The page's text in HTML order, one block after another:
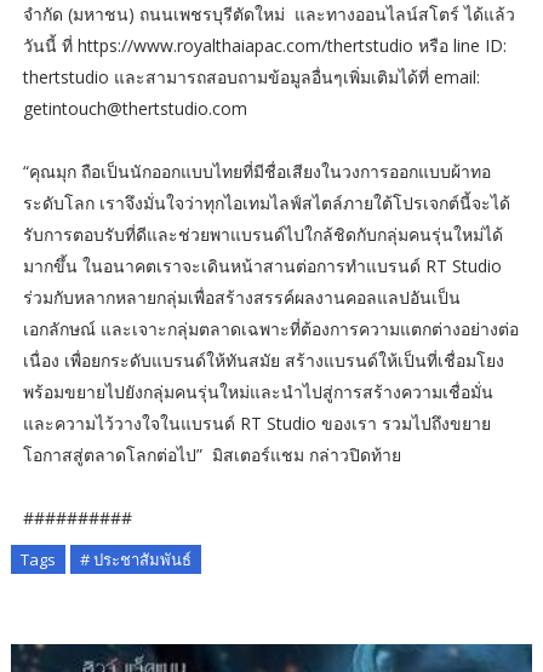
จำกัด (มหาชน) ถนนเพชรบุรีตัดใหม่ และทางออนไลน์สโตร์ ได้แล้ว
วันนี้ ที่ https://www.royalthaiapac.com/thertstudio หรือ line ID:
thertstudio และสามารถสอบถามข้อมูลอื่นๆเพิ่มเติมได้ที่ email:
getintouch@thertstudio.com
“คุณมุก ถือเป็นนักออกแบบไทยที่มีชื่อเสียงในวงการออกแบบผ้าทอ
ระดับโลก เราจึงมั่นใจว่าทุกไอเทมไลฟ์สไตล์ภายใต้โปรเจกต์นี้จะได้
รับการตอบรับที่ดีและช่วยพาแบรนด์ไปใกล้ชิดกับกลุ่มคนรุ่นใหม่ได้
มากขึ้น ในอนาคตเราจะเดินหน้าสานต่อการทำแบรนด์ RT Studio
ร่วมกับหลากหลายกลุ่มเพื่อสร้างสรรค์ผลงานคอลแลปอันเป็น
เอกลักษณ์ และเจาะกลุ่มตลาดเฉพาะที่ต้องการความแตกต่างอย่างต่อ
เนื่อง เพื่อยกระดับแบรนด์ให้ทันสมัย สร้างแบรนด์ให้เป็นที่เชื่อมโยง
พร้อมขยายไปยังกลุ่มคนรุ่นใหม่และนำไปสู่การสร้างความเชื่อมั่น
และความไว้วางใจในแบรนด์ RT Studio ของเรา รวมไปถึงขยาย
โอกาสสู่ตลาดโลกต่อไป” มิสเตอร์แชม กล่าวปิดท้าย
##########
Tags # ประชาสัมพันธ์